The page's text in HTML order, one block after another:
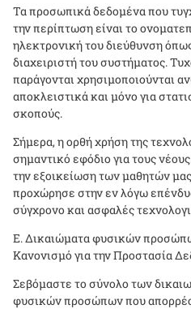
Τα προσωπικά δεδομένα που
την περίπτωση είναι το
ηλεκτρονική του διεύθυνση
διαχειριστή του συστήματος.
παράγονται χρησιμοποιούνται
αποκλειστικά και μόνο για
σκοπούς.
Σήμερα, η ορθή χρήση της
σημαντικό εφόδιο για τους
την εξοικείωση των μαθητών
προχώρησε στην εν λόγω
σύγχρονο και ασφαλές
Ε. Δικαιώματα φυσικών
Κανονισμό για την Προστασία
Σεβόμαστε το σύνολο των
φυσικών προσώπων που